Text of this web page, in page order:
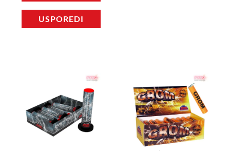
USPOREDI